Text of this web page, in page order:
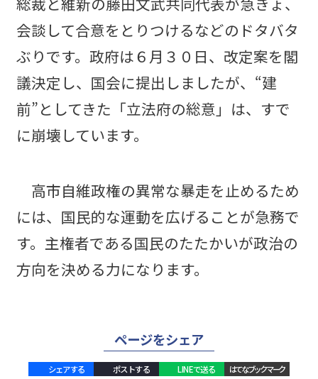
会談して合意をとりつけるなどのドタバタ
ぶりです。政府は６月３０日、改定案を閣
議決定し、国会に提出しましたが、“建
前”としてきた「立法府の総意」は、すで
に崩壊しています。
高市自維政権の異常な暴走を止めるため
には、国民的な運動を広げることが急務で
す。主権者である国民のたたかいが政治の
方向を決める力になります。
ページをシェア
シェアする ポストする LINEで送る はてなブックマーク